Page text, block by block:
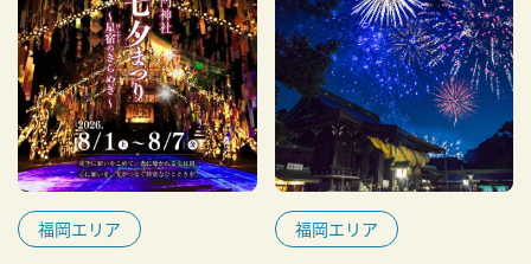
福岡エリア 福岡エリア